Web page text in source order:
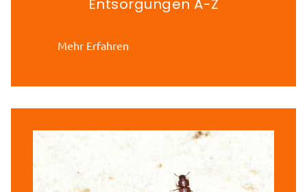
Entsorgungen A-Z
Mehr Erfahren